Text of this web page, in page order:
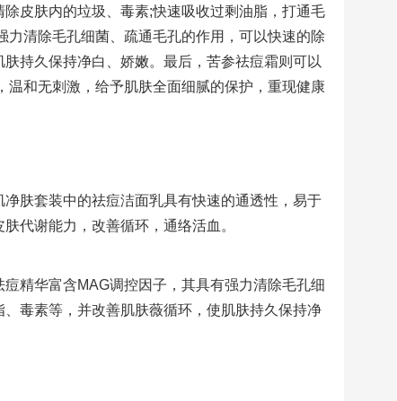
皮肤内的垃圾、毒素;快速吸收过剩油脂，打通毛
清除毛孔细菌、疏通毛孔的作用，可以快速的除
持久保持净白、娇嫩。最后，苦参祛痘霜则可以
和无刺激，给予肌肤全面细腻的保护，重现健康
肤套装中的祛痘洁面乳具有快速的通透性，易于
代谢能力，改善循环，通络活血。
精华富含MAG调控因子，其具有强力清除毛孔细
毒素等，并改善肌肤薇循环，使肌肤持久保持净